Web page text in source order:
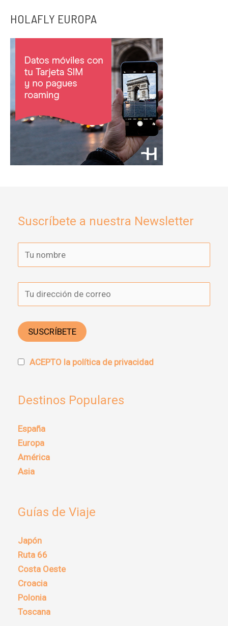
HOLAFLY EUROPA
Suscríbete a nuestra Newsletter
ACEPTO la política de privacidad
Destinos Populares
España
Europa
América
Asia
Guías de Viaje
Japón
Ruta 66
Costa Oeste
Croacia
Polonia
Toscana